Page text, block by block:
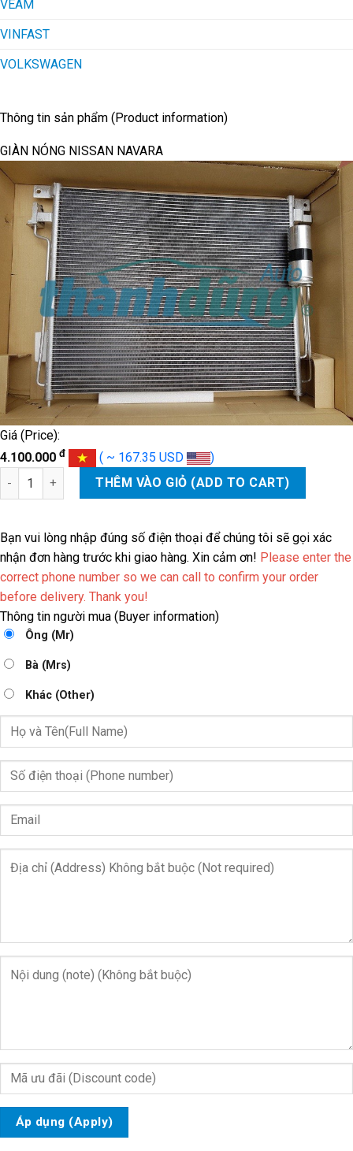
VEAM
VINFAST
VOLKSWAGEN
Thông tin sản phẩm (Product information)
GIÀN NÓNG NISSAN NAVARA
Giá (Price):
4.100.000 đ ( ~ 167.35 USD )
GIÀN NÓNG NISSAN NAVARA số lượng
THÊM VÀO GIỎ (ADD TO CART)
Bạn vui lòng nhập đúng số điện thoại để chúng tôi sẽ gọi xác
nhận đơn hàng trước khi giao hàng. Xin cảm ơn! Please enter the
correct phone number so we can call to confirm your order
before delivery. Thank you!
Thông tin người mua (Buyer information)
Ông (Mr)
Bà (Mrs)
Khác (Other)
Áp dụng (Apply)